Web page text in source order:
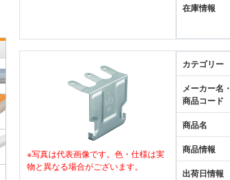
在庫情報
※写真は代表画像です。色・仕様は実
物と異なる場合がございます。
カテゴリー
メーカー名・
商品コード
商品名
商品情報
出荷日情報